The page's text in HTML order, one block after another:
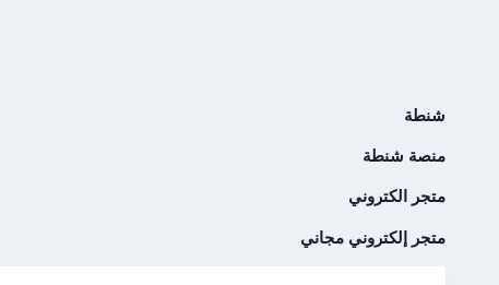
شنطة
منصة شنطة
متجر الكتروني
متجر إلكتروني مجاني